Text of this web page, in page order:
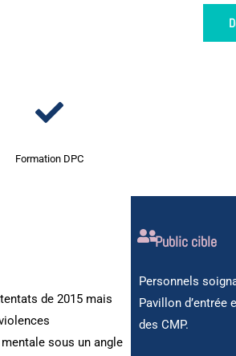
Formation DPC
de 2015 mais
sous un angle
Public cible
Personnels
Pavillon
des CMP.